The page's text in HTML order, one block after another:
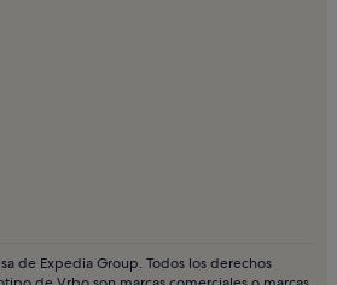
de Lisboa
Lisboa
de Expedia Group. Todos los derechos